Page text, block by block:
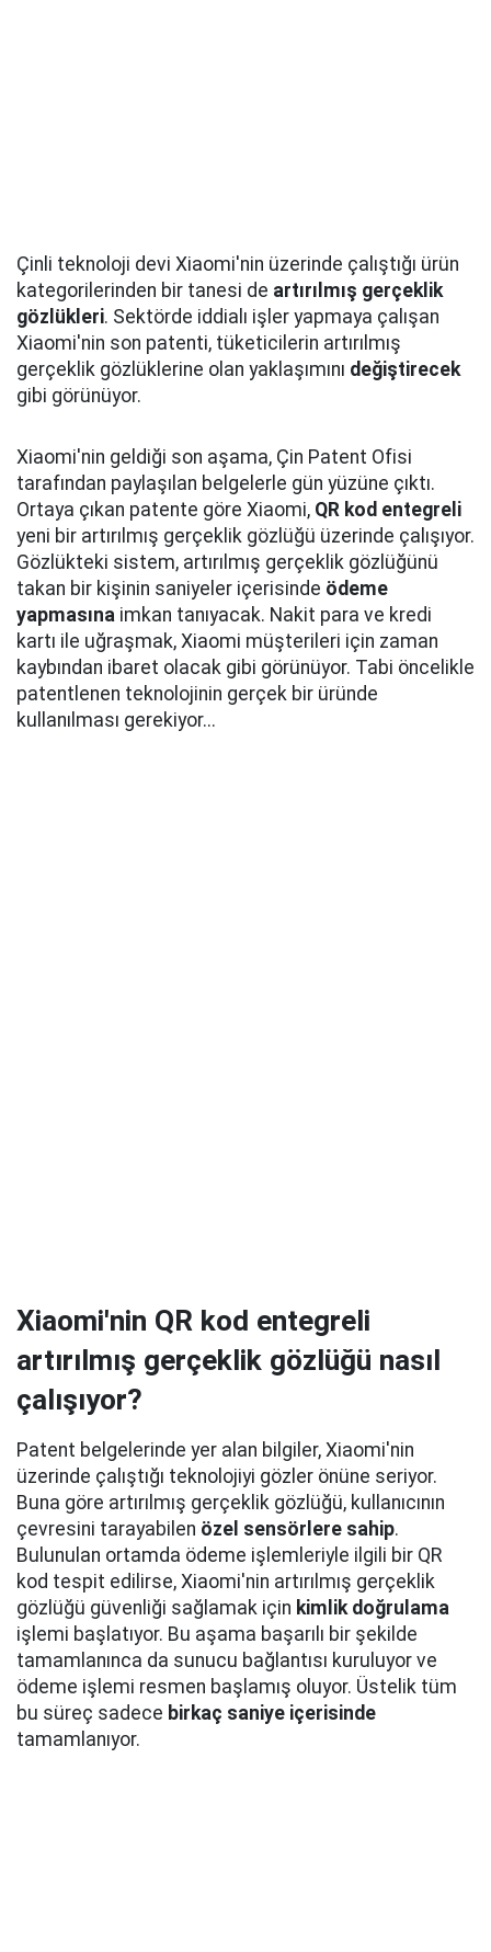
Çinli teknoloji devi Xiaomi'nin üzerinde çalıştığı ürün
kategorilerinden bir tanesi de artırılmış gerçeklik
gözlükleri. Sektörde iddialı işler yapmaya çalışan
Xiaomi'nin son patenti, tüketicilerin artırılmış
gerçeklik gözlüklerine olan yaklaşımını değiştirecek
gibi görünüyor.
Xiaomi'nin geldiği son aşama, Çin Patent Ofisi
tarafından paylaşılan belgelerle gün yüzüne çıktı.
Ortaya çıkan patente göre Xiaomi, QR kod entegreli
yeni bir artırılmış gerçeklik gözlüğü üzerinde çalışıyor.
Gözlükteki sistem, artırılmış gerçeklik gözlüğünü
takan bir kişinin saniyeler içerisinde ödeme
yapmasına imkan tanıyacak. Nakit para ve kredi
kartı ile uğraşmak, Xiaomi müşterileri için zaman
kaybından ibaret olacak gibi görünüyor. Tabi öncelikle
patentlenen teknolojinin gerçek bir üründe
kullanılması gerekiyor...
Xiaomi'nin QR kod entegreli
artırılmış gerçeklik gözlüğü nasıl
çalışıyor?
Patent belgelerinde yer alan bilgiler, Xiaomi'nin
üzerinde çalıştığı teknolojiyi gözler önüne seriyor.
Buna göre artırılmış gerçeklik gözlüğü, kullanıcının
çevresini tarayabilen özel sensörlere sahip.
Bulunulan ortamda ödeme işlemleriyle ilgili bir QR
kod tespit edilirse, Xiaomi'nin artırılmış gerçeklik
gözlüğü güvenliği sağlamak için kimlik doğrulama
işlemi başlatıyor. Bu aşama başarılı bir şekilde
tamamlanınca da sunucu bağlantısı kuruluyor ve
ödeme işlemi resmen başlamış oluyor. Üstelik tüm
bu süreç sadece birkaç saniye içerisinde
tamamlanıyor.